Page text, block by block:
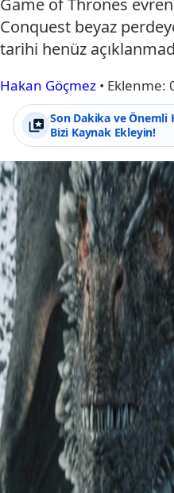
Game of Thrones
Conquest beyaz
tarihi henüz
Hakan Göçmez • Eklenme:
Son Dakika ve Önemli
Bizi Kaynak Ekleyin!